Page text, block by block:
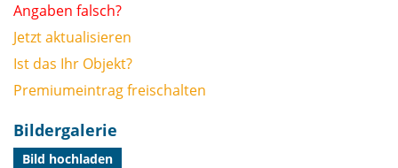
Angaben falsch?
Jetzt aktualisieren
Ist das Ihr Objekt?
Premiumeintrag freischalten
Bildergalerie
Bild hochladen